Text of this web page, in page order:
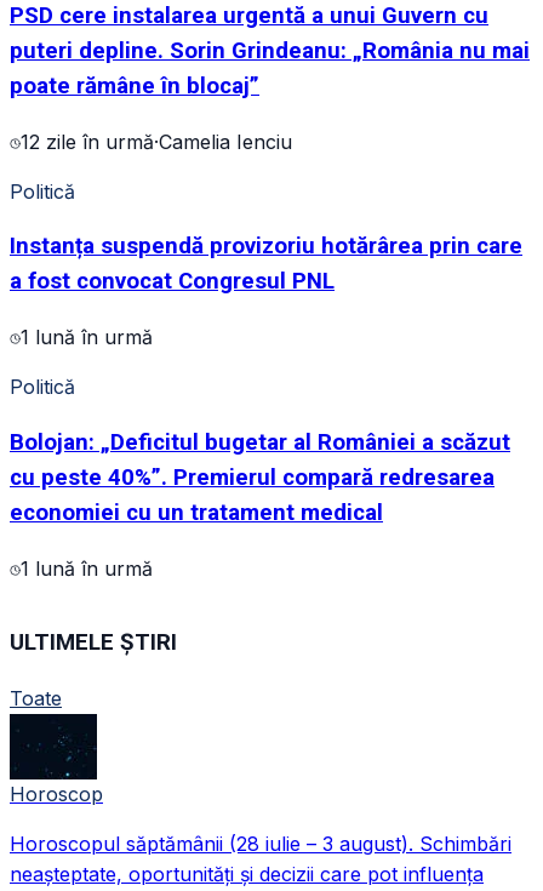
PSD cere instalarea urgentă a unui Guvern cu
puteri depline. Sorin Grindeanu: „România nu mai
poate rămâne în blocaj”
12 zile în urmă·Camelia Ienciu
Politică
Instanța suspendă provizoriu hotărârea prin care
a fost convocat Congresul PNL
1 lună în urmă
Politică
Bolojan: „Deficitul bugetar al României a scăzut
cu peste 40%”. Premierul compară redresarea
economiei cu un tratament medical
1 lună în urmă
ULTIMELE ȘTIRI
Toate
Horoscop
Horoscopul săptămânii (28 iulie – 3 august). Schimbări
neașteptate, oportunități și decizii care pot influența